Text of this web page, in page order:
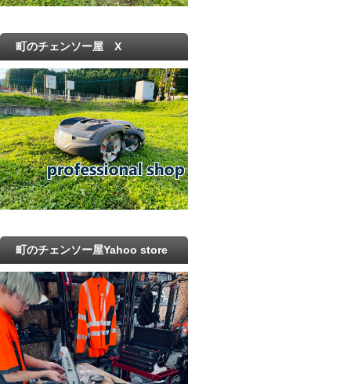
町のチェンソー屋 X
町のチェンソー屋Yahoo store